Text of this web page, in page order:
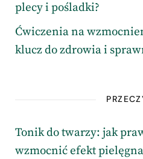
plecy i pośladki?
Ćwiczenia na
klucz do zdrowia i
Tonik do twarzy: jak
wzmocnić efekt